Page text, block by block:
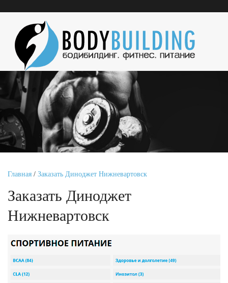
Главная / Заказать Диноджет Нижневартовск
Заказать Диноджет
Нижневартовск